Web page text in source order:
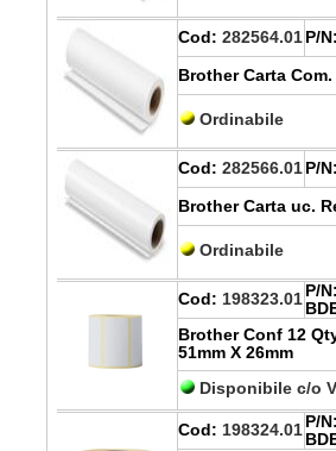
Cod: 282564.01 P/
Brother Carta
Ordinabile
Cod: 282566.01 P/
Brother Carta uc.
Ordinabile
Cod: 198323.01 P/
Brother Conf 12
51mm X 26mm
Disponibile c/o
Cod: 198324.01 P/